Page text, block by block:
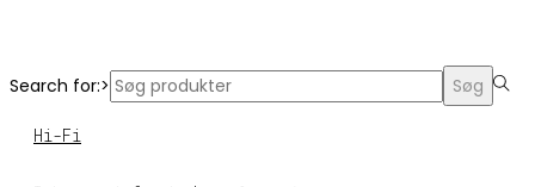
Search for:> Søg
Hi-Fi